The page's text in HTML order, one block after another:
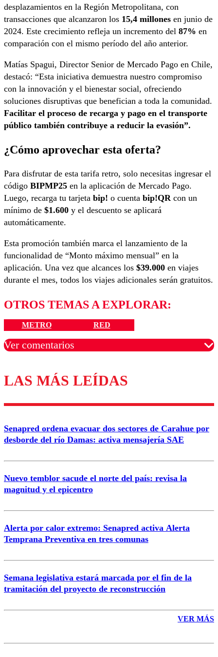
desplazamientos en la Región Metropolitana, con
transacciones que alcanzaron los 15,4 millones en junio de
2024. Este crecimiento refleja un incremento del 87% en
comparación con el mismo período del año anterior.
Matías Spagui, Director Senior de Mercado Pago en Chile,
destacó: “Esta iniciativa demuestra nuestro compromiso
con la innovación y el bienestar social, ofreciendo
soluciones disruptivas que benefician a toda la comunidad.
Facilitar el proceso de recarga y pago en el transporte
público también contribuye a reducir la evasión”.
¿Cómo aprovechar esta oferta?
Para disfrutar de esta tarifa retro, solo necesitas ingresar el
código BIPMP25 en la aplicación de Mercado Pago.
Luego, recarga tu tarjeta bip! o cuenta bip!QRcon un
mínimo de $1.600 y el descuento se aplicará
automáticamente.
Esta promoción también marca el lanzamiento de la
funcionalidad de “Monto máximo mensual” en la
aplicación. Una vez que alcances los $39.000 en viajes
durante el mes, todos los viajes adicionales serán gratuitos.
OTROS TEMAS A EXPLORAR:
METRO RED
Ver comentarios
Los comentarios son moderados para garantizar un
diálogo respetuoso.
Nombre
Correo
LAS MÁS LEÍDAS
Senapred ordena evacuar dos sectores de Carahue por
desborde del río Damas: activa mensajería SAE
Nuevo temblor sacude el norte del país: revisa la
magnitud y el epicentro
Alerta por calor extremo: Senapred activa Alerta
Temprana Preventiva en tres comunas
Semana legislativa estará marcada por el fin de la
tramitación del proyecto de reconstrucción
VER MÁS